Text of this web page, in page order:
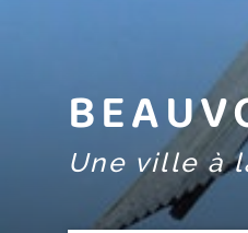
Une ville à